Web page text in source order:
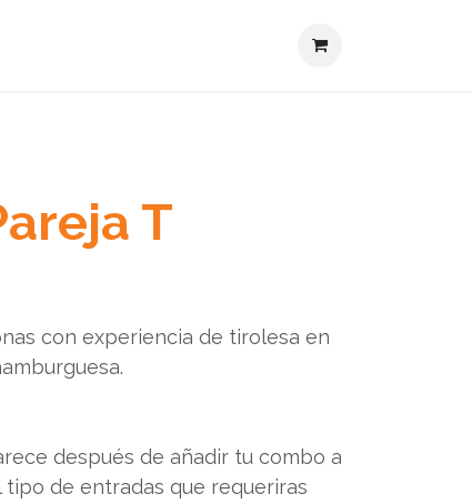
T
con experiencia de tirolesa en
después de añadir tu combo a
tipo de entradas que requeriras